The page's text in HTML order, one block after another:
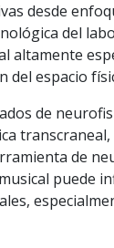
desde
del
del espacio
de
de
puede